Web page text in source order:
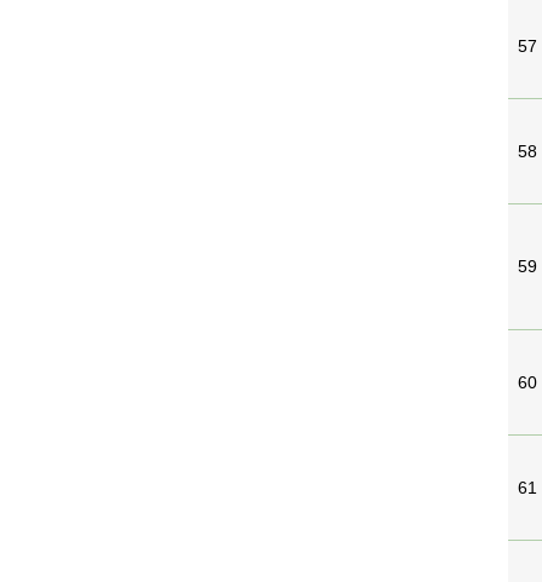
57
58
59
60
61